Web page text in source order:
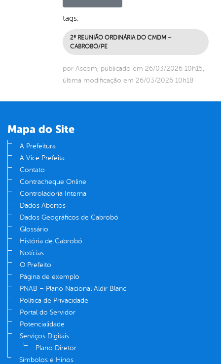
tags:
2ª REUNIÃO ORDINÁRIA DO CMDM –
CABROBÓ/PE
por Ascom, publicado em 26/03/2026 10h15,
última modificação em 26/03/2026 10h18
Mapa do Site
A Prefeitura
A Vice Prefeita
Contato
Contracheque Online
Controladoria Interna
Dados Abertos
Dados Geográficos de Cabrobó
Glossário
História de Cabrobó
Notícias
O Prefeito
Página de exemplo
PNAB – Plano Nacional Aldir Blanc
Política de Privacidade
Portal do Servidor
Potencialidade
Serviços Digitais
Plano Diretor
Símbolos e Hinos